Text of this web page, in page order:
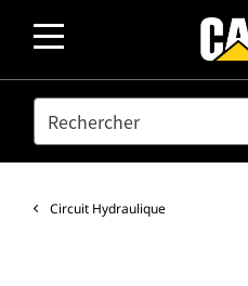
SEARCH
Circuit Hydraulique